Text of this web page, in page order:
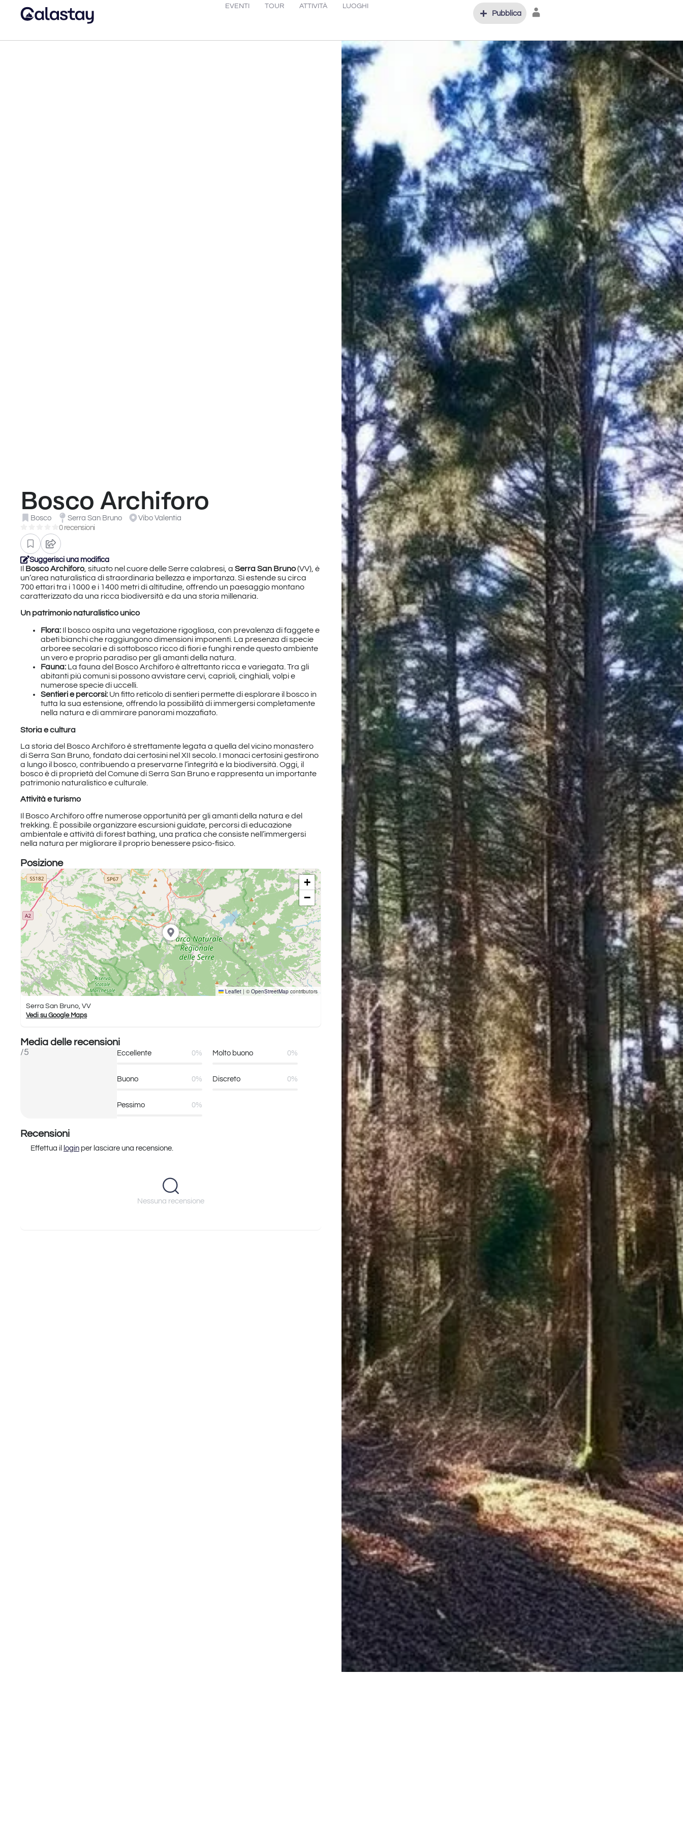
EVENTI TOUR ATTIVITÀ LUOGHI
Pubblica
Bosco Archiforo
Bosco Serra San Bruno
Vibo Valentia
0 recensioni
Suggerisci una modifica
Il Bosco Archiforo, situato nel cuore delle Serre calabresi, a Serra San Bruno(VV), è
un’area naturalistica di straordinaria bellezza e importanza. Si estende su circa
700 ettari tra i 1000 e i 1400 metri di altitudine, offrendo un paesaggio montano
caratterizzato da una ricca biodiversità e da una storia millenaria.
Un patrimonio naturalistico unico
Flora: Il bosco ospita una vegetazione rigogliosa, con prevalenza di faggete e
abeti bianchi che raggiungono dimensioni imponenti. La presenza di specie
arboree secolari e di sottobosco ricco di fiori e funghi rende questo ambiente
un vero e proprio paradiso per gli amanti della natura.
Fauna: La fauna del Bosco Archiforo è altrettanto ricca e variegata. Tra gli
abitanti più comuni si possono avvistare cervi, caprioli, cinghiali, volpi e
numerose specie di uccelli.
Sentieri e percorsi: Un fitto reticolo di sentieri permette di esplorare il bosco in
tutta la sua estensione, offrendo la possibilità di immergersi completamente
nella natura e di ammirare panorami mozzafiato.
Storia e cultura
La storia del Bosco Archiforo è strettamente legata a quella del vicino monastero
di Serra San Bruno, fondato dai certosini nel XII secolo. I monaci certosini gestirono
a lungo il bosco, contribuendo a preservarne l’integrità e la biodiversità. Oggi, il
bosco è di proprietà del Comune di Serra San Bruno e rappresenta un importante
patrimonio naturalistico e culturale.
Attività e turismo
Il Bosco Archiforo offre numerose opportunità per gli amanti della natura e del
trekking. È possibile organizzare escursioni guidate, percorsi di educazione
ambientale e attività di forest bathing, una pratica che consiste nell’immergersi
nella natura per migliorare il proprio benessere psico-fisico.
Posizione
+
−
Leaflet | ©OpenStreetMap contributors
Serra San Bruno, VV
Vedi su Google Maps
Media delle recensioni
/5 Eccellente 0% Molto buono 0%
Buono 0% Discreto 0%
Pessimo 0%
Recensioni
Effettua il login per lasciare una recensione.
Nessuna recensione